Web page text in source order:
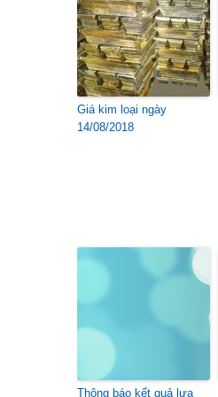
Giá kim loại ngày
14/08/2018
Thông báo kết quả lựa